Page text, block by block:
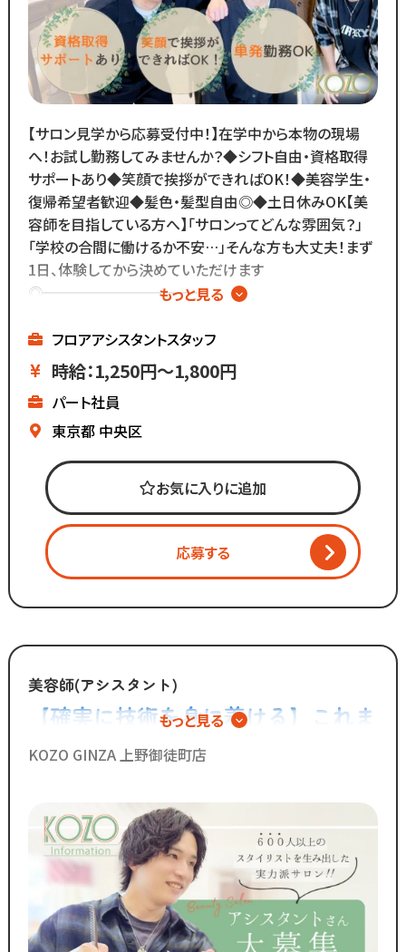
◆SNSで職場のリアルな雰囲気を
チェックできます！◆
￣￣￣￣￣￣￣￣￣￣￣￣￣
／
Instagram・TikTokで
当サロンの日常を配信中♪
＼
スタッフの技術紹介や職場の雰囲気、
撮影イベント・研修会の様子など、
リアルな職場環境をご覧いただけます☆
応募前に一度ご覧ください♪
Instagram ▷「@kozo.recruit」
Tiktok ▷「＠kozo_recruit」
【サロン見学から応募受付中！】在学中から本物の現場
へ！お試し勤務してみませんか？◆シフト自由・資格取得
サポートあり◆笑顔で挨拶ができればOK！◆美容学生・
復帰希望者歓迎◆髪色・髪型自由◎◆土日休みOK【美
容師を目指している方へ】「サロンってどんな雰囲気？」
「学校の合間に働けるか不安…」そんな方も大丈夫！まず
1日、体験してから決めていただけます
◎━━━━━━━━━━━
━━━━━━━━━━━
創業50年を迎え、
現在都内に4店舗のサロンを
展開しています。
2代目社長により
新しい集客方法や
時代に合わせた働き方へ
変化を加えています。
「いいものは残し、
時代に合わないものは変えていく」
何よりも大切に考えているからこそ
今後もより働きやすい環境へ
制度を更新していきます！
◆グループの実績◆
・スタッフ月間平均報酬
「30万円以上」☆
・月間来店人数2,000人以上（4店舗平均）
◆SNSで職場のリアルな雰囲気を
チェックできます！◆
もっと見る
フロアアシスタントスタッフ
時給：1,250円～1,800円
パート社員
東京都 中央区
お気に入りに追加
応募する
美容師(アシスタント)
【確実に技術を身に着ける】これま
でで600人以上がスタイリストデビ
もっと見る
KOZO GINZA 上野御徒町店